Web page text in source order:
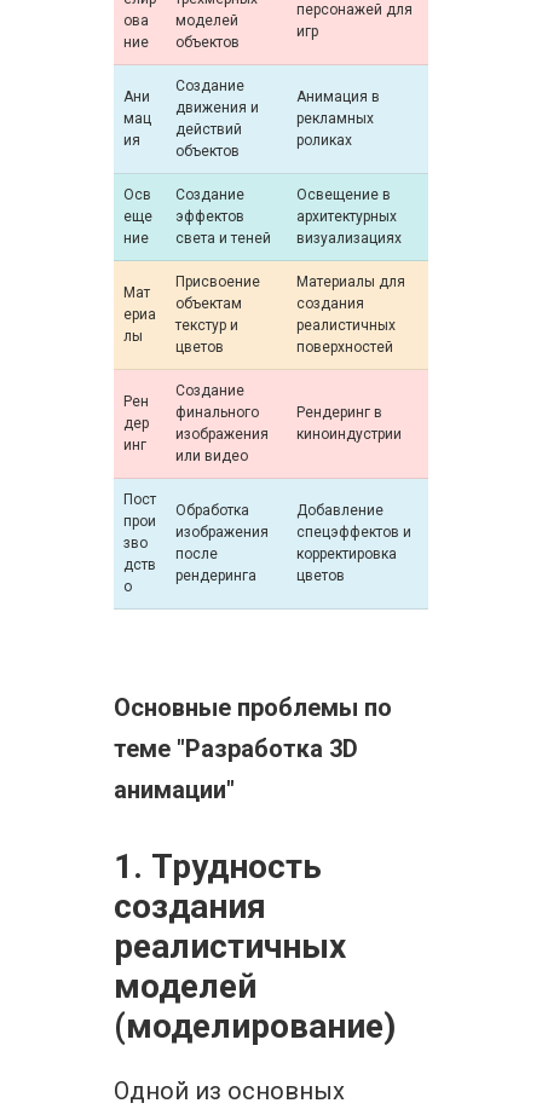
ова
ние
моделей
объектов
персонажей для
игр
Ани
мац
ия
Создание
движения и
действий
объектов
Анимация в
рекламных
роликах
Осв
еще
ние
Создание
эффектов
света и теней
Освещение в
архитектурных
визуализациях
Мат
ериа
лы
Присвоение
объектам
текстур и
цветов
Материалы для
создания
реалистичных
поверхностей
Рен
дер
инг
Создание
финального
изображения
или видео
Рендеринг в
киноиндустрии
Пост
прои
зво
дств
о
Обработка
изображения
после
рендеринга
Добавление
спецэффектов и
корректировка
цветов
Основные проблемы по
теме "Разработка 3D
анимации"
1. Трудность
создания
реалистичных
моделей
(моделирование)
Одной из основных